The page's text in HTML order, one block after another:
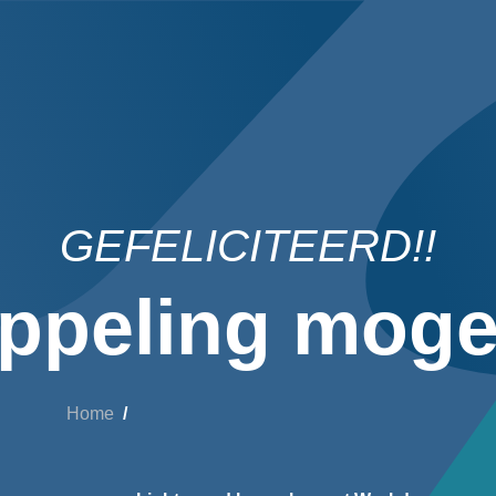
GEFELICITEERD!!
Home